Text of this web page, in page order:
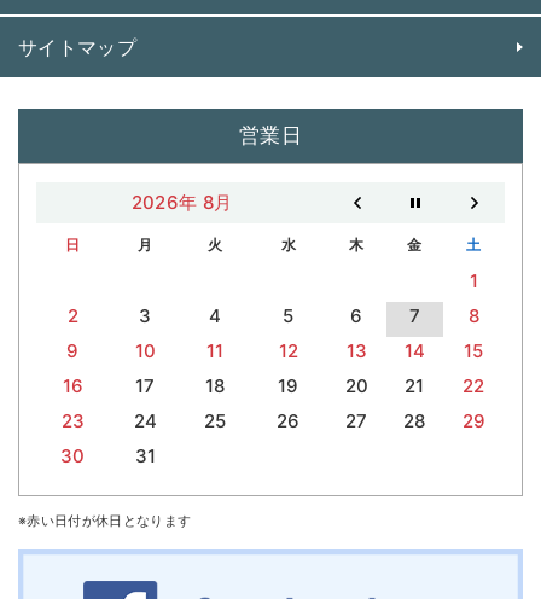
サイトマップ
営業日
2026年 8月
日 月 火 水 木 金 土
1
2
3 4 5 6 7
8
9
10 11 12 13 14
15
16
17 18 19 20 21
22
23
24 25 26 27 28
29
30
31
※赤い日付が休日となります